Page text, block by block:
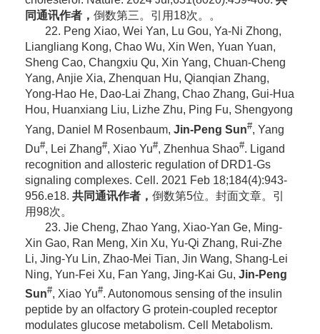
同通讯作者， 倒数第三。引用18次。。
22. Peng Xiao, Wei Yan, Lu Gou, Ya-Ni Zhong,
Liangliang Kong, Chao Wu, Xin Wen, Yuan Yuan,
Sheng Cao, Changxiu Qu, Xin Yang, Chuan-Cheng
Yang, Anjie Xia, Zhenquan Hu, Qianqian Zhang,
Yong-Hao He, Dao-Lai Zhang, Chao Zhang, Gui-Hua
Hou, Huanxiang Liu, Lizhe Zhu, Ping Fu, Shengyong
Yang, Daniel M Rosenbaum, Jin-Peng Sun#, Yang
Du#, Lei Zhang#, Xiao Yu#, Zhenhua Shao#. Ligand
recognition and allosteric regulation of DRD1-Gs
signaling complexes. Cell. 2021 Feb 18;184(4):943-
956.e18. 共同通讯作者， 倒数第5位。封面文章。引
用98次。
23. Jie Cheng, Zhao Yang, Xiao-Yan Ge, Ming-
Xin Gao, Ran Meng, Xin Xu, Yu-Qi Zhang, Rui-Zhe
Li, Jing-Yu Lin, Zhao-Mei Tian, Jin Wang, Shang-Lei
Ning, Yun-Fei Xu, Fan Yang, Jing-Kai Gu, Jin-Peng
Sun#, Xiao Yu#. Autonomous sensing of the insulin
peptide by an olfactory G protein-coupled receptor
modulates glucose metabolism. Cell Metabolism.